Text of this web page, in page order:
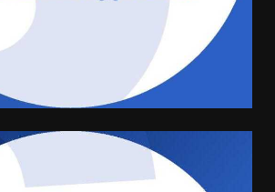
US Fasano, Scianaro: “Profonda
amarezza per esclusione dal
campionato di calcio”
Fasanese ferito a colpi di arma
da fuoco
6 Agosto 2026 18:13